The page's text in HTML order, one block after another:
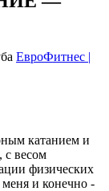
ЕвроФитнес |
катанием и
с весом
физических
и конечно -